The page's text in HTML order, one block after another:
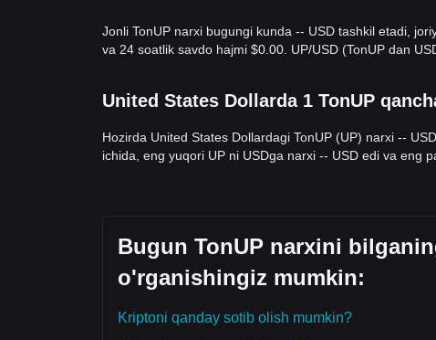
Bozor ko‘rinishi
Qisqa muddatli nuqtai nazardan, TonUP so‘nggi 7 kun
O‘rta muddatli strukturaviy tahlilga ko‘ra, TonUP narxi
Bozor istiqboli
Agar TonUP narxi$0.0240dan yuqoriga chiqsa,
kengaytirgani sayin o‘rta muddatli trend
konstruktiv
Jonli TonUP narxi bugungi kunda -- USD tashkil etadi,
va 24 soatlik savdo hajmi $0.00. UP/USD (TonUP dan
United States Dollarda 1 TonUP
Hozirda United States Dollardagi TonUP (UP) narxi --
ichida, eng yuqori UP ni USDga narxi -- USD edi va eng
Bugun TonUP narxini
o'rganishingiz mumkin:
Kriptoni qanday sotib olish mumkin?